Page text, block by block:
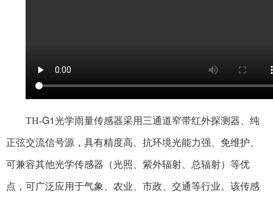
TH-G1光学雨量传感器采用三通道窄带红外探测器、纯
正弦交流信号源，具有精度高、抗环境光能力强、免维护、
可兼容其他光学传感器（光照、紫外辐射、总辐射）等优
点，可广泛应用于气象、农业、市政、交通等行业。该传感